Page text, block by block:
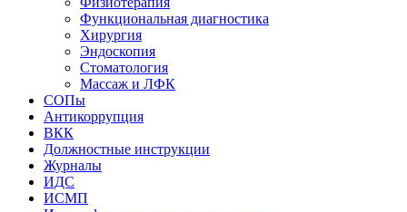
Функциональная диагностика
Хирургия
Эндоскопия
Стоматология
Массаж и ЛФК
СОПы
Антикоррупция
ВКК
Должностные инструкции
Журналы
ИДС
ИСМП